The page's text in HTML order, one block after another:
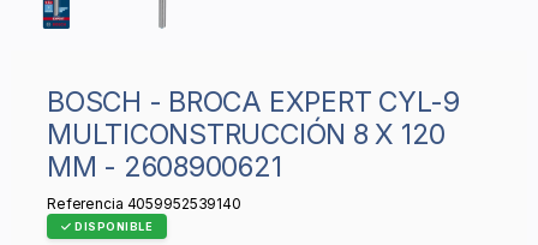
BOSCH - BROCA EXPERT CYL-9
MULTICONSTRUCCIÓN 8 X 120
MM - 2608900621
Referencia 4059952539140
DISPONIBLE